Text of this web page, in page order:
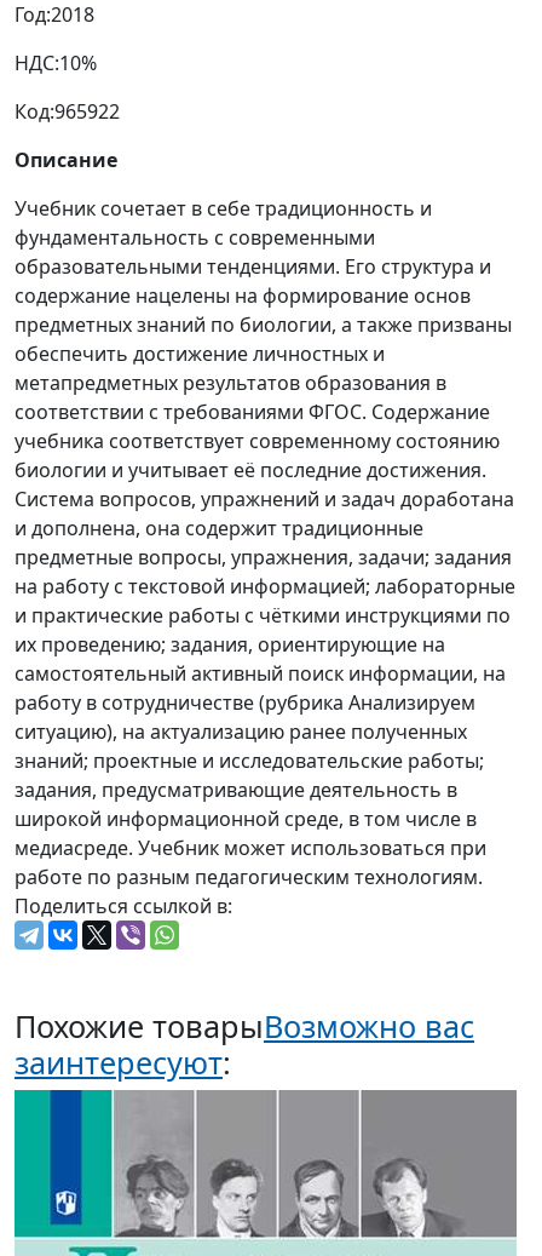
Год:2018
НДС:10%
Код:965922
Описание
Учебник сочетает в себе традиционность и
фундаментальность с современными
образовательными тенденциями. Его структура и
содержание нацелены на формирование основ
предметных знаний по биологии, а также призваны
обеспечить достижение личностных и
метапредметных результатов образования в
соответствии с требованиями ФГОС. Содержание
учебника соответствует современному состоянию
биологии и учитывает её последние достижения.
Система вопросов, упражнений и задач доработана
и дополнена, она содержит традиционные
предметные вопросы, упражнения, задачи; задания
на работу с текстовой информацией; лабораторные
и практические работы с чёткими инструкциями по
их проведению; задания, ориентирующие на
самостоятельный активный поиск информации, на
работу в сотрудничестве (рубрика Анализируем
ситуацию), на актуализацию ранее полученных
знаний; проектные и исследовательские работы;
задания, предусматривающие деятельность в
широкой информационной среде, в том числе в
медиасреде. Учебник может использоваться при
работе по разным педагогическим технологиям.
Поделиться ссылкой в:
Похожие товарыВозможно вас
заинтересуют: